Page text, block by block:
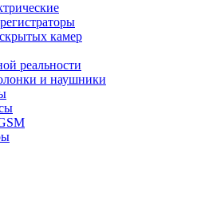
камер
реальности
и наушники